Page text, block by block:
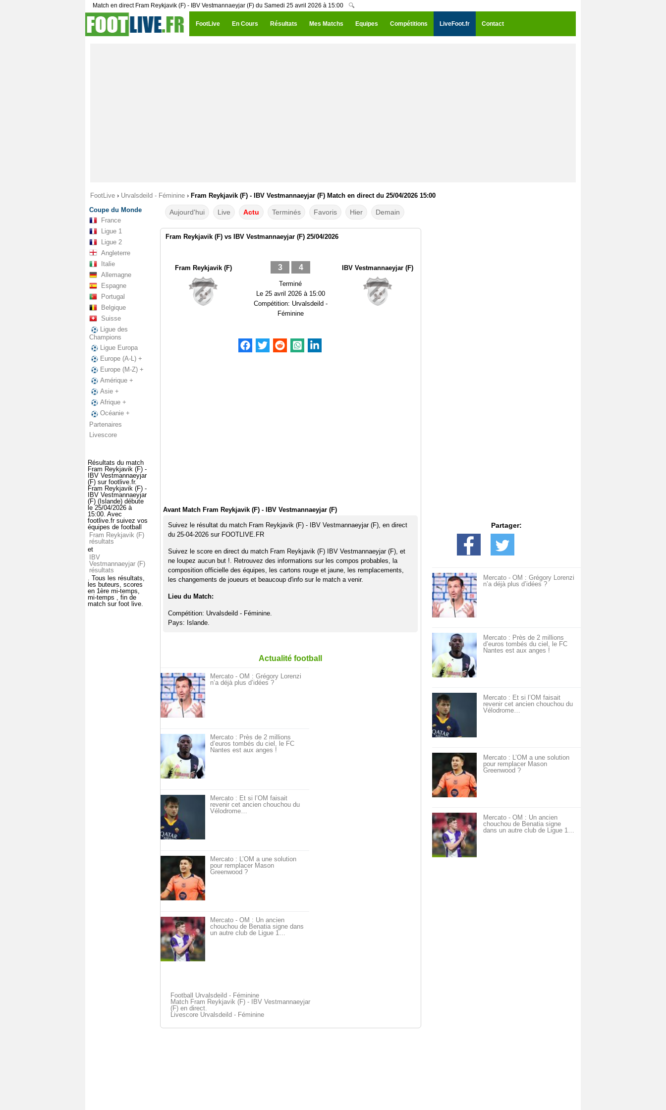
Match en direct Fram Reykjavik (F) - IBV Vestmannaeyjar (F) du Samedi 25 avril 2026 à 15:00 🔍
FootLive En Cours Résultats Mes Matchs Equipes Compétitions LiveFoot.fr Contact
FootLive › Urvalsdeild - Féminine › Fram Reykjavik (F) - IBV Vestmannaeyjar (F) Match en direct du 25/04/2026 15:00
Coupe du Monde
France
Ligue 1
Ligue 2
Angleterre
Italie
Allemagne
Espagne
Portugal
Belgique
Suisse
Ligue des
Champions
Ligue Europa
Europe (A-L) +
Europe (M-Z) +
Amérique +
Asie +
Afrique +
Océanie +
Partenaires
Livescore
Résultats du match
Fram Reykjavik (F) -
IBV Vestmannaeyjar
(F) sur footlive.fr.
Fram Reykjavik (F) -
IBV Vestmannaeyjar
(F) (Islande) débute
le 25/04/2026 à
15:00. Avec
footlive.fr suivez vos
équipes de football
Fram Reykjavik (F)
résultats
et
IBV
Vestmannaeyjar (F)
résultats
. Tous les résultats,
les buteurs, scores
en 1ère mi-temps,
mi-temps , fin de
match sur foot live.
Aujourd'hui Live Actu Terminés Favoris Hier Demain
Fram Reykjavik (F) vs IBV Vestmannaeyjar (F) 25/04/2026
Fram Reykjavik (F) 3 4
Terminé
Le 25 avril 2026 à 15:00
Compétition: Urvalsdeild -
Féminine
IBV Vestmannaeyjar (F)
Avant Match Fram Reykjavik (F) - IBV Vestmannaeyjar (F)
Suivez le résultat du match Fram Reykjavik (F) - IBV Vestmannaeyjar (F), en direct
du 25-04-2026 sur FOOTLIVE.FR
Suivez le score en direct du match Fram Reykjavik (F) IBV Vestmannaeyjar (F), et
ne loupez aucun but !. Retrouvez des informations sur les compos probables, la
composition officielle des équipes, les cartons rouge et jaune, les remplacements,
les changements de joueurs et beaucoup d'info sur le match a venir.
Lieu du Match:
Compétition: Urvalsdeild - Féminine.
Pays: Islande.
Actualité football
Mercato - OM : Grégory Lorenzi
n’a déjà plus d’idées ?
Mercato : Près de 2 millions
d’euros tombés du ciel, le FC
Nantes est aux anges !
Mercato : Et si l’OM faisait
revenir cet ancien chouchou du
Vélodrome…
Mercato : L’OM a une solution
pour remplacer Mason
Greenwood ?
Mercato - OM : Un ancien
chouchou de Benatia signe dans
un autre club de Ligue 1…
Football Urvalsdeild - Féminine
Match Fram Reykjavik (F) - IBV Vestmannaeyjar
(F) en direct.
Livescore Urvalsdeild - Féminine
Partager:
Mercato - OM : Grégory Lorenzi
n’a déjà plus d’idées ?
Mercato : Près de 2 millions
d’euros tombés du ciel, le FC
Nantes est aux anges !
Mercato : Et si l’OM faisait
revenir cet ancien chouchou du
Vélodrome…
Mercato : L’OM a une solution
pour remplacer Mason
Greenwood ?
Mercato - OM : Un ancien
chouchou de Benatia signe
dans un autre club de Ligue 1…